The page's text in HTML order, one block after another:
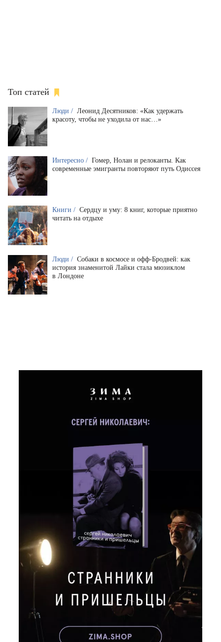
Топ статей
Люди / Леонид Десятников: «Как удержать
красоту, чтобы не уходила от нас…»
Интересно / Гомер, Нолан и релоканты. Как
современные эмигранты повторяют путь Одиссея
Книги / Сердцу и уму: 8 книг, которые приятно
читать на отдыхе
Люди / Собаки в космосе и офф-Бродвей: как
история знаменитой Лайки стала мюзиклом
в Лондоне